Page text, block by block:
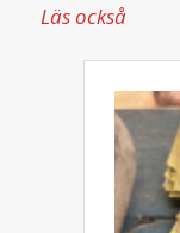
Läs också